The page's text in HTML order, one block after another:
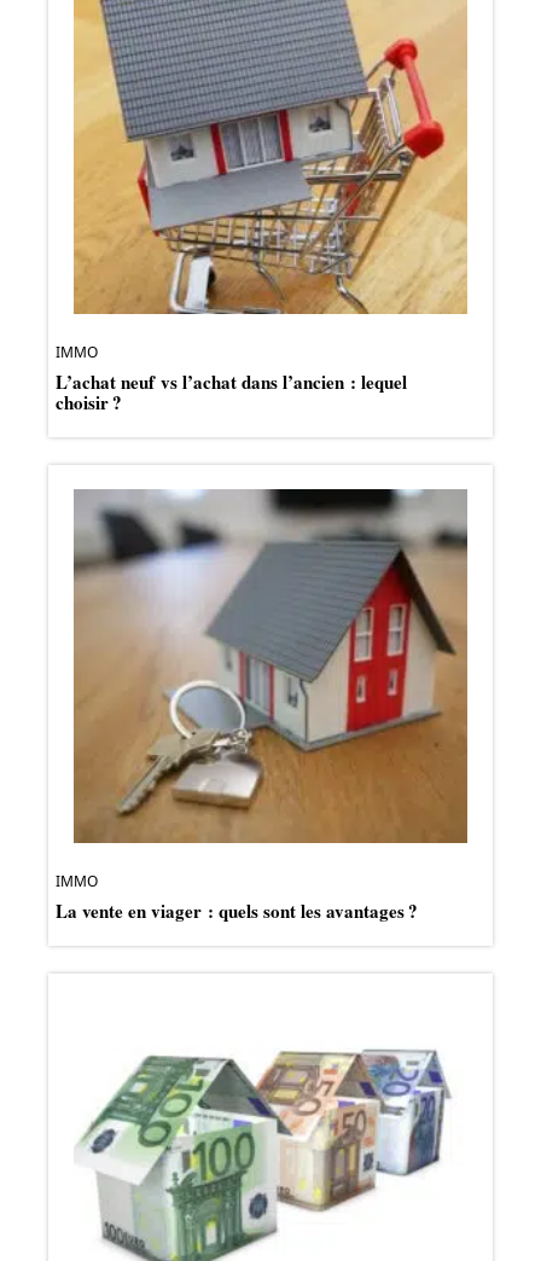
IMMO
L’achat neuf vs l’achat dans l’ancien : lequel
choisir ?
IMMO
La vente en viager : quels sont les avantages ?